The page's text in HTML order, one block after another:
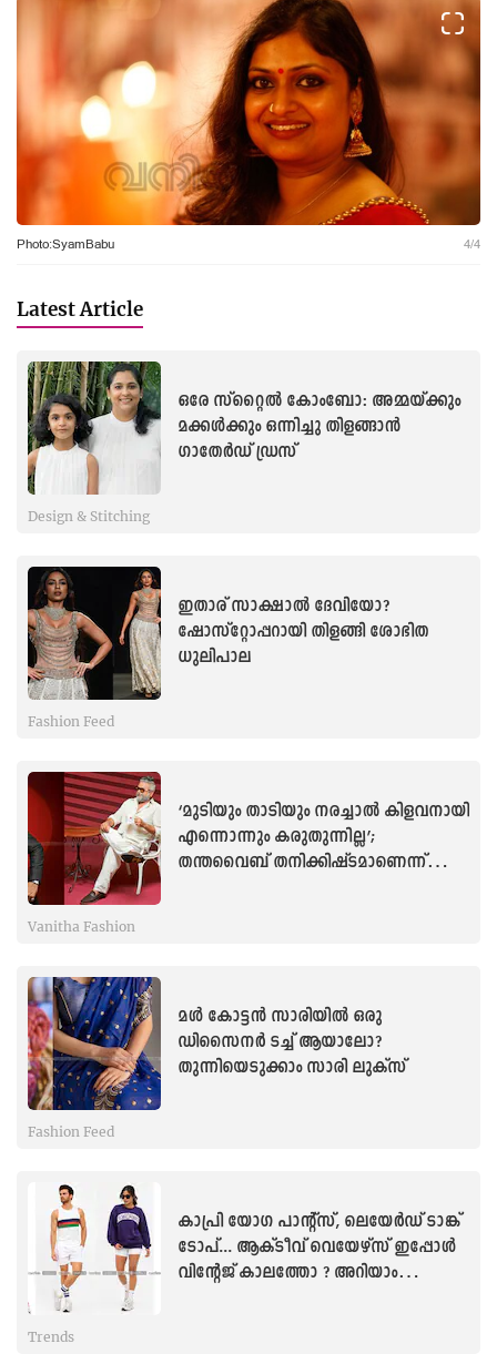
4/4
Photo:SyamBabu
Latest Article
ഒരേ സ്റ്റൈൽ കോംബോ: അമ്മയ്ക്കും
മക്കൾക്കും ഒന്നിച്ചു തിളങ്ങാൻ
ഗാതേർഡ് ഡ്രസ്
Design & Stitching
ഇതാര് സാക്ഷാല്‍ ദേവിയോ?
ഷോസ്റ്റോപ്പറായി തിളങ്ങി ശോഭിത
ധുലിപാല
Fashion Feed
‘മുടിയും താടിയും നരച്ചാൽ കിളവനായി
എന്നൊന്നും കരുതുന്നില്ല’;
തന്തവൈബ് തനിക്കിഷ്ടമാണെന്ന്
Vanitha Fashion
മൾ കോട്ടൻ സാരിയില്‍ ഒരു
ഡിസൈനര്‍ ടച്ച് ആയാലോ?
തുന്നിയെടുക്കാം സാരി ലുക്സ്
Fashion Feed
കാപ്രി യോഗ പാന്റ്സ്, ലെയേർഡ് ടാങ്ക്
ടോപ്... ആക്ടീവ് വെയേഴ്സ് ഇപ്പോൾ
വിന്റേജ് കാലത്തോ ? അറിയാം
Trends